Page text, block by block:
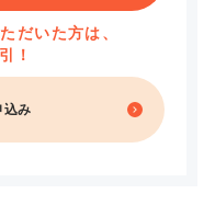
だいた方は、
！
込み